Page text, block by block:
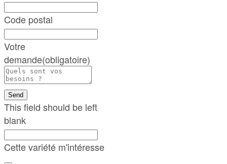
Code postal
Votre
demande(obligatoire)
Send
This field should be left
blank
Cette variété m'intéresse